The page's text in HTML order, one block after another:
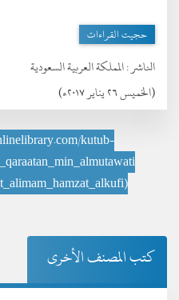
(الخميس ٢٦ يناير ٢٠١٧ء)
الناشر :المملكة العربية السعودية
حجيت القراءات
kutub-
كتب المصنف الأخرى